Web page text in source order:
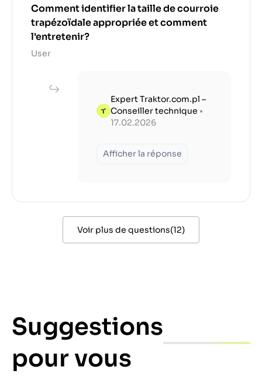
Comment identifier la taille de courroie
trapézoïdale appropriée et comment
l'entretenir?
User
Expert Traktor.com.pl –
Conseiller technique •
17.02.2026
Afficher la réponse
Voir plus de questions(12)
Suggestions
pour vous